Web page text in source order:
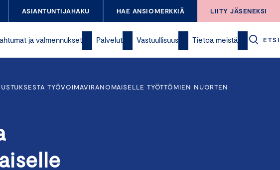
ASIANTUNTIJAHAKU HAE ANSIOMERKKIÄ LIITY JÄSENEKSI
ja valmennukset Palvelut Vastuullisuus Tietoa meistä ETSI
TYÖVOIMAVIRANOMAISELLE TYÖTTÖMIEN NUORTEN